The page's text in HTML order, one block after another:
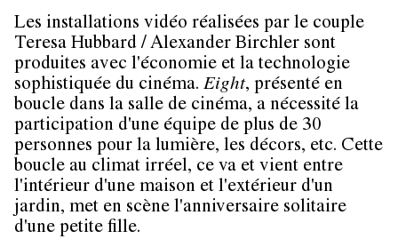
Les installations vidéo réalisées par le couple
Teresa Hubbard / Alexander Birchler sont
produites avec l'économie et la technologie
sophistiquée du cinéma. Eight, présenté en
boucle dans la salle de cinéma, a nécessité la
participation d'une équipe de plus de 30
personnes pour la lumière, les décors, etc. Cette
boucle au climat irréel, ce va et vient entre
l'intérieur d'une maison et l'extérieur d'un
jardin, met en scène l'anniversaire solitaire
d'une petite fille.